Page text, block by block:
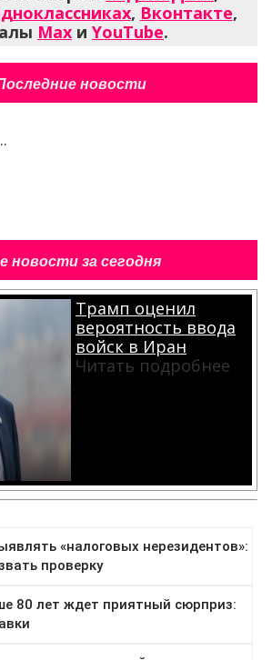
, Вконтакте,
Max и YouTube.
новости
новости за сегодня
Трамп оценил
вероятность ввода
войск в Иран
Читать подробнее